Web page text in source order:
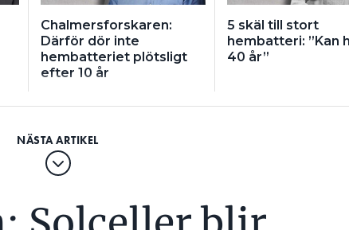
Chalmersforskaren:
Därför dör inte
hembatteriet plötsligt
efter 10 år
5 skäl till stort
hembatteri: ”Kan
40 år”